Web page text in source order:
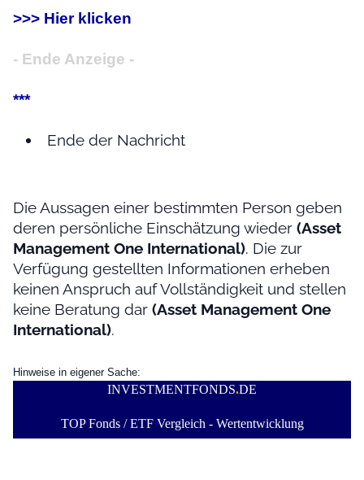
>>> Hier klicken
- Ende Anzeige -
***
Ende der Nachricht
Die Aussagen einer bestimmten Person geben
deren persönliche Einschätzung wieder (Asset
Management One International). Die zur
Verfügung gestellten Informationen erheben
keinen Anspruch auf Vollständigkeit und stellen
keine Beratung dar (Asset Management One
International).
Hinweise in eigener Sache:
INVESTMENTFONDS.DE
TOP Fonds / ETF Vergleich - Wertentwicklung